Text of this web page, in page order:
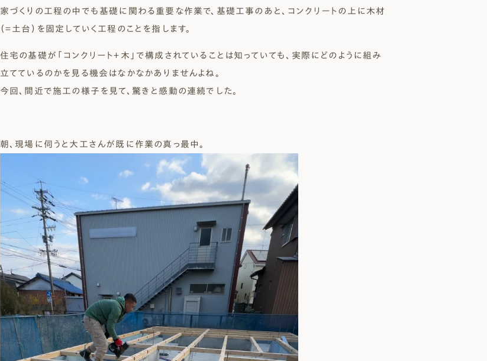
家づくりの工程の中でも基礎に関わる重要な作業で、 基礎工事のあと、コンクリートの上に木材
（＝土台）を固定していく工程 のことを指します。
住宅の基礎が「コンクリート＋木」で構成されていることは知っていても、実際にどのように組み
立てているのかを見る機会はなかなかありませんよね。
今回、間近で施工の様子を見て、驚きと感動の連続でした。
朝、現場に伺うと大工さんが既に作業の真っ最中。